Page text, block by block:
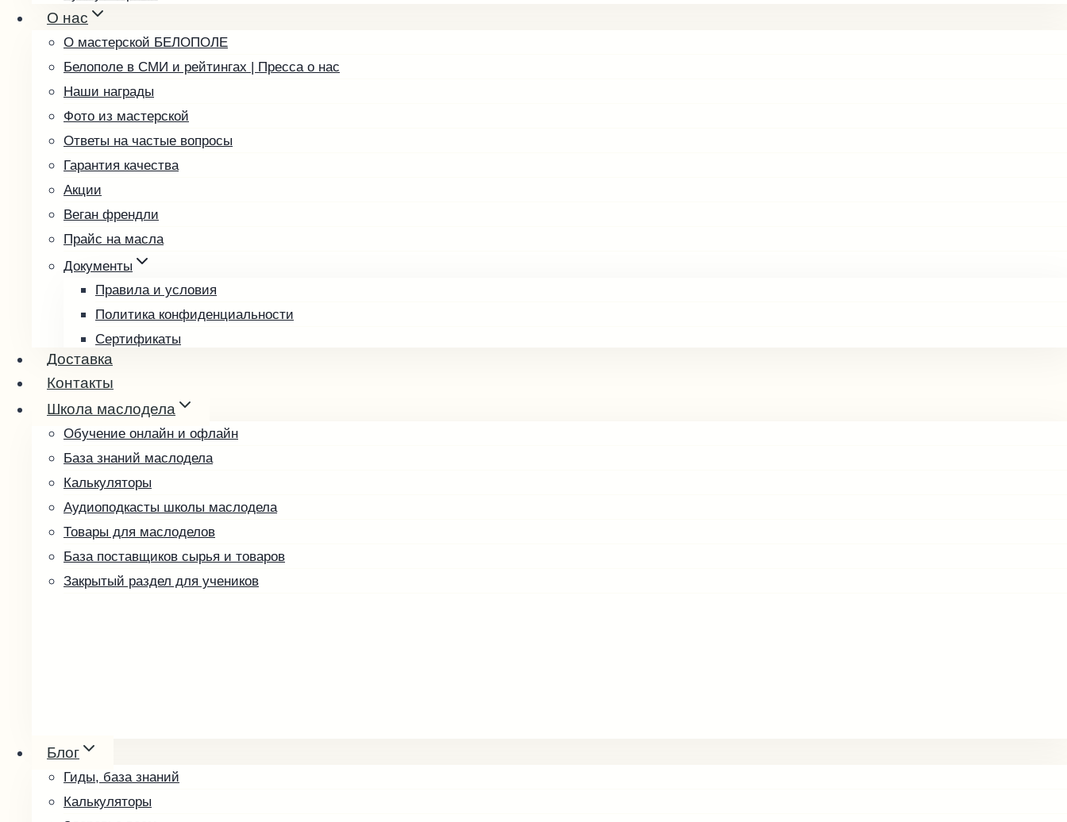
Льняное
Маковое
Миндальное
Облепиховое
Подсолнечное
Расторопша
Редечное
Рыжиковое
Тыквенное
Фундучное
Чиа
Чёрный тмин
Пробные наборы
Подарочные наборы
Подарочные карты
Выбрать подарочную карту
Проверить баланс
Косметика
Упаковка и оформление
Другие товары
О нас
О мастерской БЕЛОПОЛЕ
Белополе в СМИ и рейтингах | Пресса о нас
Наши награды
Фото из мастерской
Ответы на частые вопросы
Гарантия качества
Акции
Веган френдли
Прайс на масла
Документы
Правила и условия
Политика конфиденциальности
Сертификаты
Возврат и обмен товара
Доставка
Контакты
Школа маслодела
Обучение онлайн и офлайн
База знаний маслодела
Калькуляторы
Аудиоподкасты школы маслодела
Товары для маслоделов
База поставщиков сырья и товаров
Закрытый раздел для учеников
Блог
Гиды, база знаний
Калькуляторы